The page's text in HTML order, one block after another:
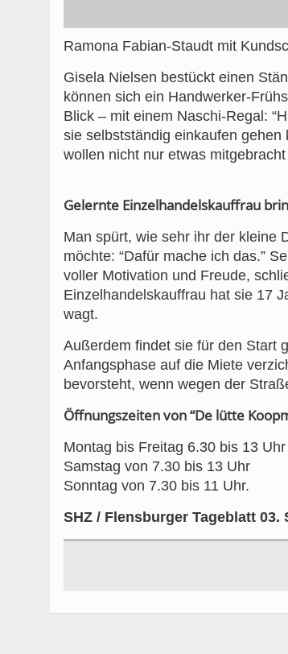
Ramona Fabian-Staudt mit
Gisela Nielsen bestückt einen
können sich ein Handwerker-
Blick – mit einem Naschi-Regal:
sie selbstständig einkaufen gehen
wollen nicht nur etwas
Gelernte Einzelhandelskauffrau
Man spürt, wie sehr ihr der kleine
möchte: “Dafür mache ich das.”
voller Motivation und Freude,
Einzelhandelskauffrau hat sie 17
wagt.
Außerdem findet sie für den Start
Anfangsphase auf die Miete
bevorsteht, wenn wegen der
Öffnungszeiten von “De lütte
Montag bis Freitag 6.30 bis 13
Samstag von 7.30 bis 13 Uhr
Sonntag von 7.30 bis 11 Uhr.
SHZ / Flensburger Tageblatt 03.